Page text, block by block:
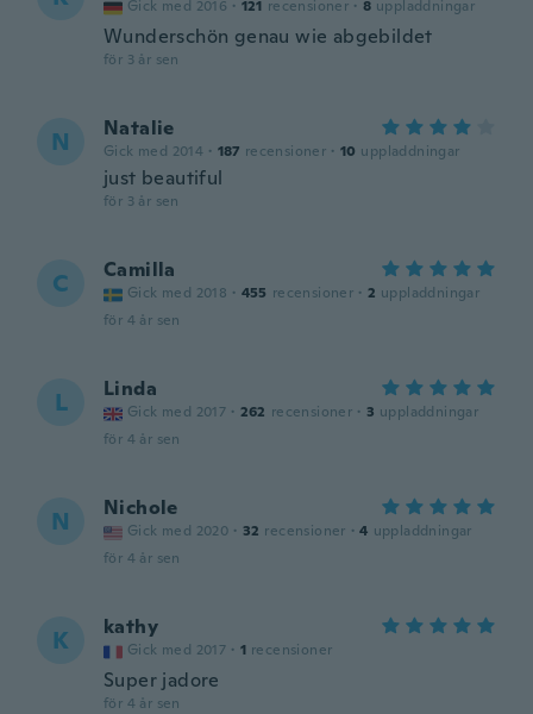
Gick med 2016 · 121 recensioner · 8 uppladdningar
Wunderschön genau wie abgebildet
för 3 år sen
N Natalie
Gick med 2014 · 187 recensioner · 10 uppladdningar
just beautiful
för 3 år sen
C Camilla
Gick med 2018 · 455 recensioner · 2 uppladdningar
för 4 år sen
L Linda
Gick med 2017 · 262 recensioner · 3 uppladdningar
för 4 år sen
N Nichole
Gick med 2020 · 32 recensioner · 4 uppladdningar
för 4 år sen
K kathy
Gick med 2017 · 1 recensioner
Super jadore
för 4 år sen